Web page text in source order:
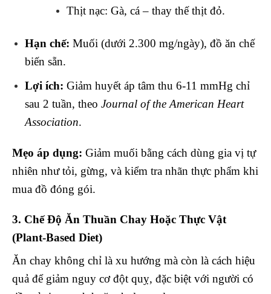
Thịt nạc: Gà, cá – thay thế thịt đỏ.
Hạn chế: Muối (dưới 2.300 mg/ngày), đồ ăn chế
biến sẵn.
Lợi ích: Giảm huyết áp tâm thu 6-11 mmHg chỉ
sau 2 tuần, theo Journal of the American Heart
Association.
Mẹo áp dụng: Giảm muối bằng cách dùng gia vị tự
nhiên như tỏi, gừng, và kiểm tra nhãn thực phẩm khi
mua đồ đóng gói.
3. Chế Độ Ăn Thuần Chay Hoặc Thực Vật
(Plant-Based Diet)
Ăn chay không chỉ là xu hướng mà còn là cách hiệu
quả để giảm nguy cơ đột quỵ, đặc biệt với người có